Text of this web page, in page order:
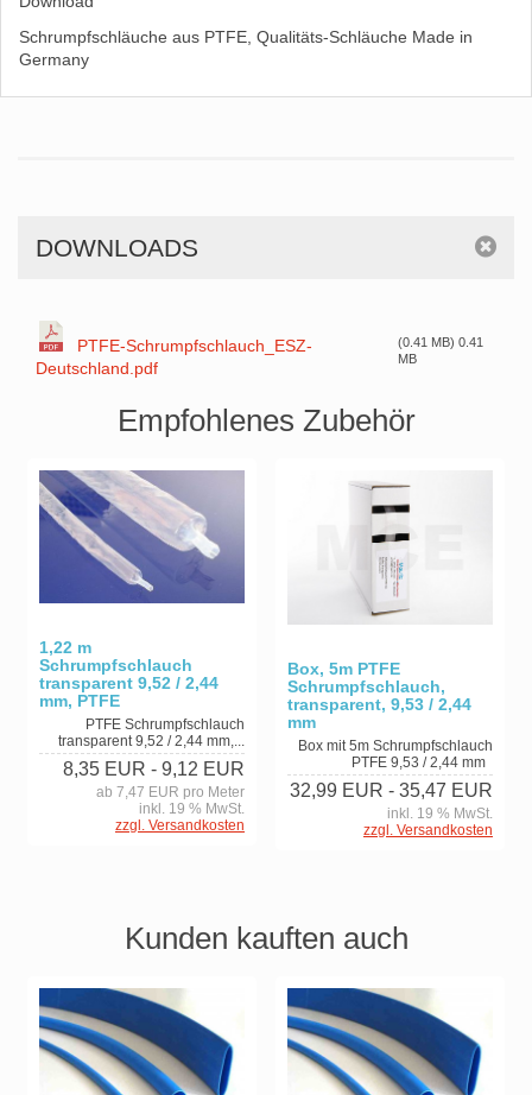
Schrumpfschläuche aus PTFE, Qualitäts-Schläuche Made in
Germany
DOWNLOADS
PTFE-Schrumpfschlauch_ESZ-
Deutschland.pdf
(0.41 MB) 0.41
MB
Empfohlenes Zubehör
1,22 m
Schrumpfschlauch
transparent 9,52 / 2,44
mm, PTFE
PTFE Schrumpfschlauch
transparent 9,52 / 2,44 mm,...
8,35 EUR - 9,12 EUR
ab 7,47 EUR pro Meter
inkl. 19 % MwSt.
zzgl. Versandkosten
Box, 5m PTFE
Schrumpfschlauch,
transparent, 9,53 / 2,44
mm
Box mit 5m Schrumpfschlauch
PTFE 9,53 / 2,44 mm
32,99 EUR - 35,47 EUR
inkl. 19 % MwSt.
zzgl. Versandkosten
Kunden kauften auch